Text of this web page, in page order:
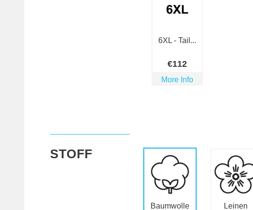
6XL - Tail...
€112
More Info
STOFF
Baumwolle
Leinen